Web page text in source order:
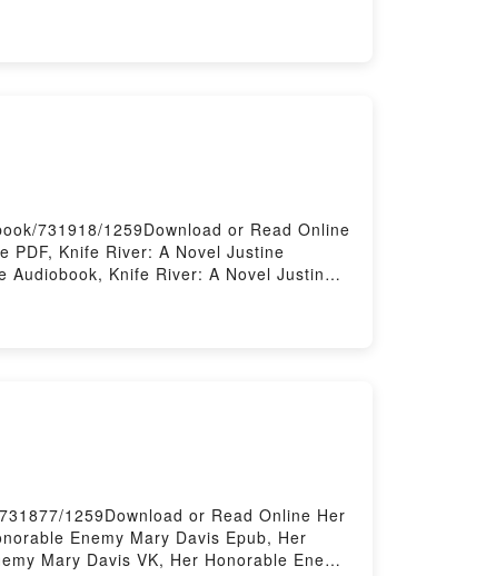
731918/1259Download or Read Online
PDF, Knife River: A Novel Justine
Audiobook, Knife River: A Novel Justine
1259Download or Read Online Her
Enemy Mary Davis Epub, Her
Mary Davis VK, Her Honorable Enemy